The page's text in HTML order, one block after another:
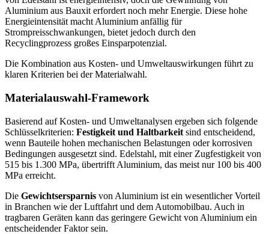
Aluminium aus Bauxit erfordert noch mehr Energie. Diese hohe
Energieintensität macht Aluminium anfällig für
Strompreisschwankungen, bietet jedoch durch den
Recyclingprozess großes Einsparpotenzial.
Die Kombination aus Kosten- und Umweltauswirkungen führt zu
klaren Kriterien bei der Materialwahl.
Materialauswahl-Framework
Basierend auf Kosten- und Umweltanalysen ergeben sich folgende
Schlüsselkriterien: Festigkeit und Haltbarkeit sind entscheidend,
wenn Bauteile hohen mechanischen Belastungen oder korrosiven
Bedingungen ausgesetzt sind. Edelstahl, mit einer Zugfestigkeit von
515 bis 1.300 MPa, übertrifft Aluminium, das meist nur 100 bis 400
MPa erreicht.
Die Gewichtsersparnis von Aluminium ist ein wesentlicher Vorteil
in Branchen wie der Luftfahrt und dem Automobilbau. Auch in
tragbaren Geräten kann das geringere Gewicht von Aluminium ein
entscheidender Faktor sein.